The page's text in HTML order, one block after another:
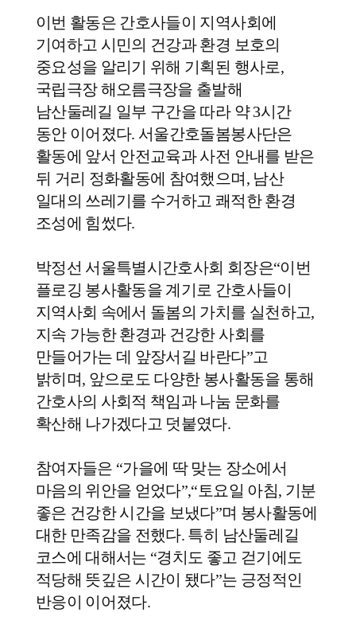
이번 활동은 간호사들이 지역사회에
기여하고 시민의 건강과 환경 보호의
중요성을 알리기 위해 기획된 행사로,
국립극장 해오름극장을 출발해
남산둘레길 일부 구간을 따라 약3시간
동안 이어졌다. 서울간호돌봄봉사단은
활동에 앞서 안전교육과 사전 안내를 받은
뒤 거리 정화활동에 참여했으며 , 남산
일대의 쓰레기를 수거하고 쾌적한 환경
조성에 힘썼다.
박정선 서울특별시간호사회 회장은“이번
플로깅 봉사활동을 계기로 간호사들이
지역사회 속에서 돌봄의 가치를 실천하고,
지속 가능한 환경과 건강한 사회를
만들어가는 데 앞장서길 바란다”고
밝히며, 앞으로도 다양한 봉사활동을 통해
간호사의 사회적 책임과 나눔 문화를
확산해 나가겠다고 덧붙였다.
참여자들은 “가을에 딱 맞는 장소에서
마음의 위안을 얻었다”,“토요일 아침, 기분
좋은 건강한 시간을 보냈다”며 봉사활동에
대한 만족감을 전했다. 특히 남산둘레길
코스에 대해서는 “경치도 좋고 걷기에도
적당해 뜻깊은 시간이 됐다”는 긍정적인
반응이 이어졌다.